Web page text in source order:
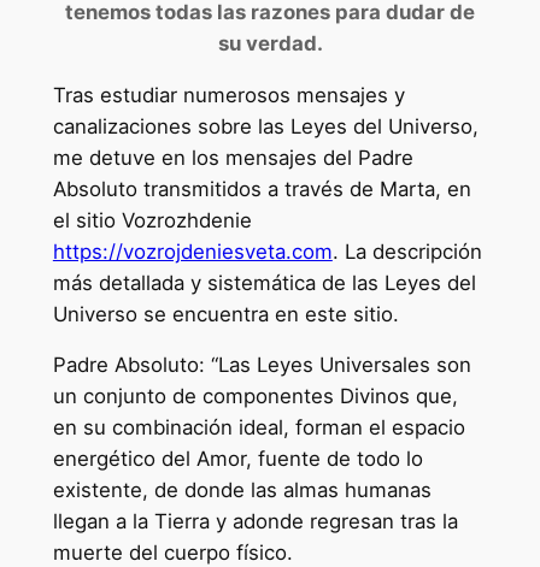
tenemos todas las razones para dudar de
su verdad.
Tras estudiar numerosos mensajes y
canalizaciones sobre las Leyes del Universo,
me detuve en los mensajes del Padre
Absoluto transmitidos a través de Marta, en
el sitio Vozrozhdenie
https://vozrojdeniesveta.com. La descripción
más detallada y sistemática de las Leyes del
Universo se encuentra en este sitio.
Padre Absoluto: “Las Leyes Universales son
un conjunto de componentes Divinos que,
en su combinación ideal, forman el espacio
energético del Amor, fuente de todo lo
existente, de donde las almas humanas
llegan a la Tierra y adonde regresan tras la
muerte del cuerpo físico.